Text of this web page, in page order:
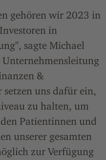
gehören wir 2023 in
in
sagte Michael
&
uns dafür ein,
zu halten, um
Patientinnen und
unserer gesamten
zur Verfügung